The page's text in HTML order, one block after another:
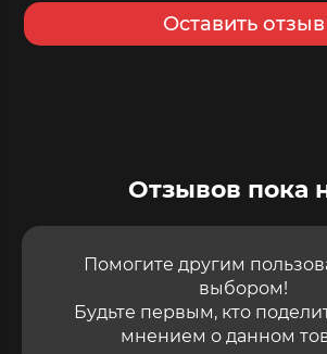
Оставить отзыв
Отзывов пока
Помогите другим
выбором!
Будьте первым, кто
мнением о данном